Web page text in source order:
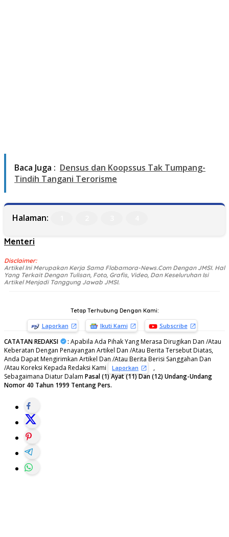
Baca Juga : Densus dan Koopssus Tak Tumpang-
Tindih Tangani Terorisme
Halaman:
Menteri
Disclaimer:
Artikel Ini Merupakan Kerja Sama Flobamora-News.Com Dengan JMSI. Hal
Yang Terkait Dengan Tulisan, Foto, Grafis, Video, Dan Keseluruhan Isi
Artikel Menjadi Tanggung Jawab JMSI.
Tetap Terhubung Dengan Kami:
Laporkan Ikuti Kami Subscribe
CATATAN REDAKSI : Apabila Ada Pihak Yang Merasa Dirugikan Dan /Atau
Keberatan Dengan Penayangan Artikel Dan /Atau Berita Tersebut Diatas,
Anda Dapat Mengirimkan Artikel Dan /Atau Berita Berisi Sanggahan Dan
/Atau Koreksi Kepada Redaksi Kami
Laporkan
,
Sebagaimana Diatur Dalam Pasal (1) Ayat (11) Dan (12) Undang-Undang
Nomor 40 Tahun 1999 Tentang Pers.